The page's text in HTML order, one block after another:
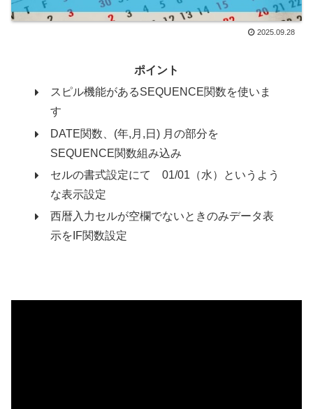
2025.09.28
ポイント
スピル機能があるSEQUENCE関数を使いま
す
DATE関数、(年,月,日) 月の部分を
SEQUENCE関数組み込み
セルの書式設定にて 01/01（水）というよう
な表示設定
西暦入力セルが空欄でないときのみデータ表
示をIF関数設定